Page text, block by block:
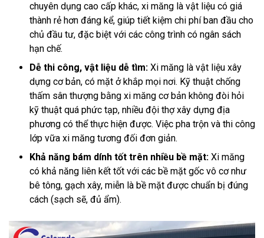
chuyên dụng cao cấp khác, xi măng là vật liệu có giá
thành rẻ hơn đáng kể, giúp tiết kiệm chi phí ban đầu cho
chủ đầu tư, đặc biệt với các công trình có ngân sách
hạn chế.
Dễ thi công, vật liệu dễ tìm: Xi măng là vật liệu xây
dựng cơ bản, có mặt ở khắp mọi nơi. Kỹ thuật chống
thấm sân thượng bằng xi măng cơ bản không đòi hỏi
kỹ thuật quá phức tạp, nhiều đội thợ xây dựng địa
phương có thể thực hiện được. Việc pha trộn và thi công
lớp vữa xi măng tương đối đơn giản.
Khả năng bám dính tốt trên nhiều bề mặt: Xi măng
có khả năng liên kết tốt với các bề mặt gốc vô cơ như
bê tông, gạch xây, miễn là bề mặt được chuẩn bị đúng
cách (sạch sẽ, đủ ẩm).